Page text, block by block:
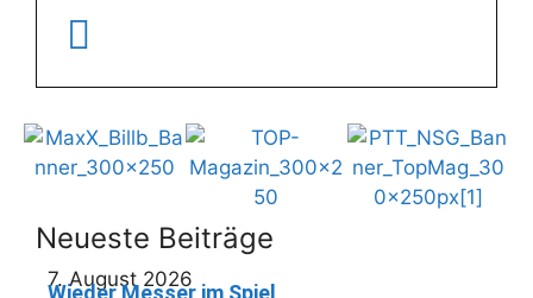
Neueste Beiträge
7. August 2026
Wieder Messer im Spiel